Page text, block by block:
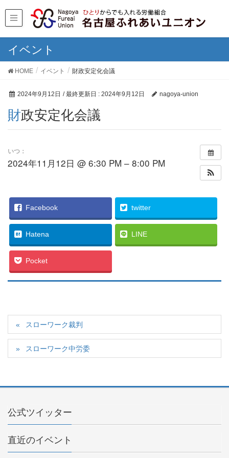
イベント
HOME イベント 財政安定化会議
2024年9月12日 / 最終更新日 : 2024年9月12日 nagoya-union
財政安定化会議
いつ：
2024年11月12日 @ 6:30 PM – 8:00 PM
Facebook twitter
Hatena LINE
Pocket
スローワーク裁判
スローワーク中労委
公式ツイッター
直近のイベント